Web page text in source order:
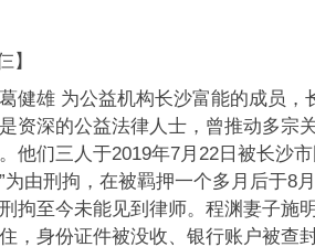
】
健雄 为公益机构长沙富能的成员，
资深的公益法律人士，曾推动多宗
他们三人于2019年7月22日被长沙
为由刑拘，在被羁押一个多月后于8
拘至今未能见到律师。程渊妻子施
，身份证件被没收、银行账户被查